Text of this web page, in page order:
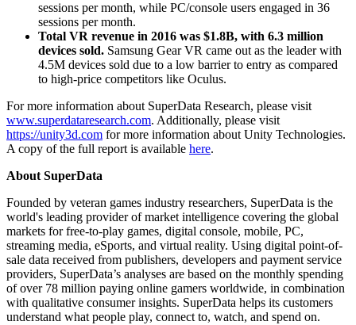
sessions per month, while PC/console users engaged in 36
sessions per month.
Total VR revenue in 2016 was $1.8B, with 6.3 million
devices sold. Samsung Gear VR came out as the leader with
4.5M devices sold due to a low barrier to entry as compared
to high-price competitors like Oculus.
For more information about SuperData Research, please visit
www.superdataresearch.com. Additionally, please visit
https://unity3d.com for more information about Unity Technologies.
A copy of the full report is available here.
About SuperData
Founded by veteran games industry researchers, SuperData is the
world's leading provider of market intelligence covering the global
markets for free-to-play games, digital console, mobile, PC,
streaming media, eSports, and virtual reality. Using digital point-of-
sale data received from publishers, developers and payment service
providers, SuperData’s analyses are based on the monthly spending
of over 78 million paying online gamers worldwide, in combination
with qualitative consumer insights. SuperData helps its customers
understand what people play, connect to, watch, and spend on.